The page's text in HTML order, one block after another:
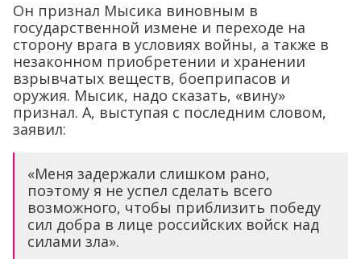
Он признал Мысика виновным в
государственной измене и переходе на
сторону врага в условиях войны, а также в
незаконном приобретении и хранении
взрывчатых веществ, боеприпасов и
оружия. Мысик, надо сказать, «вину»
признал. А, выступая с последним словом,
заявил:
«Меня задержали слишком рано,
поэтому я не успел сделать всего
возможного, чтобы приблизить победу
сил добра в лице российских войск над
силами зла».